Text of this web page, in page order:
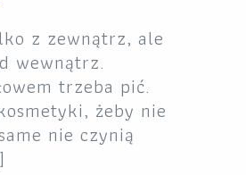
z zewnątrz, ale
wewnątrz.
trzeba pić.
żeby nie
nie czynią